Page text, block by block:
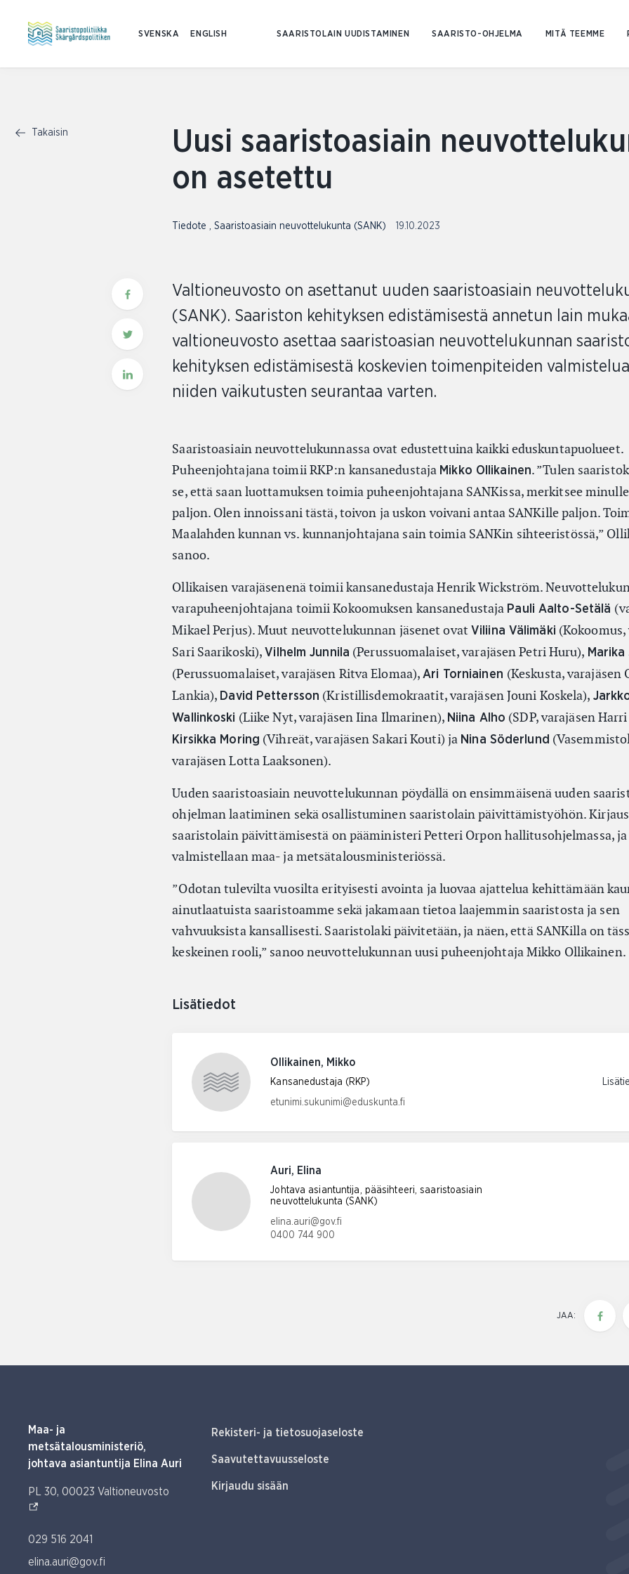
SVENSKA ENGLISH SAARISTOLAIN UUDISTAMINEN SAARISTO-OHJELMA MITÄ TEEMME
Takaisin
Uusi saaristoasiain
on asetettu
Tiedote,Saaristoasiain neuvottelukunta (SANK) 19.10.2023
Valtioneuvosto on asettanut uuden saaristoasiain
(SANK). Saariston kehityksen edistämisestä annetun lain
valtioneuvosto asettaa saaristoasian neuvottelukunnan
kehityksen edistämisestä koskevien toimenpiteiden
niiden vaikutusten seurantaa varten.
Saaristoasiain neuvottelukunnassa ovat edustettuina kaikki eduskuntapuolueet.
Puheenjohtajana toimii RKP:n kansanedustaja Mikko Ollikainen. ”Tulen
se, että saan luottamuksen toimia puheenjohtajana SANKissa, merkitsee
paljon. Olen innoissani tästä, toivon ja uskon voivani antaa SANKille paljon.
Maalahden kunnan vs. kunnanjohtajana sain toimia SANKin sihteeristössä,”
sanoo.
Ollikaisen varajäsenenä toimii kansanedustaja Henrik Wickström.
varapuheenjohtajana toimii Kokoomuksen kansanedustaja Pauli Aalto-Setälä
Mikael Perjus). Muut neuvottelukunnan jäsenet ovat Viliina Välimäki
Sari Saarikoski),Vilhelm Junnila (Perussuomalaiset, varajäsen Petri Huru),
(Perussuomalaiset, varajäsen Ritva Elomaa),Ari Torniainen (Keskusta, varajäsen
Lankia), David Pettersson (Kristillisdemokraatit, varajäsen Jouni Koskela),
Wallinkoski (Liike Nyt, varajäsen Iina Ilmarinen), Niina Alho (SDP, varajäsen
Kirsikka Moring (Vihreät, varajäsen Sakari Kouti) ja Nina Söderlund
varajäsen Lotta Laaksonen).
Uuden saaristoasiain neuvottelukunnan pöydällä on ensimmäisenä uuden
ohjelman laatiminen sekä osallistuminen saaristolain päivittämistyöhön. Kirjaus
saaristolain päivittämisestä on pääministeri Petteri Orpon hallitusohjelmassa, ja
valmistellaan maa- ja metsätalousministeriössä.
”Odotan tulevilta vuosilta erityisesti avointa ja luovaa ajattelua kehittämään
ainutlaatuista saaristoamme sekä jakamaan tietoa laajemmin saaristosta ja sen
vahvuuksista kansallisesti. Saaristolaki päivitetään, ja näen, että SANKilla on
keskeinen rooli,” sanoo neuvottelukunnan uusi puheenjohtaja Mikko Ollikainen.
Lisätiedot
Ollikainen, Mikko
Kansanedustaja (RKP)
Sähköpostiosoite:
etunimi.sukunimi@eduskunta.fi
Auri, Elina
Johtava asiantuntija, pääsihteeri, saaristoasiain
neuvottelukunta (SANK)
Sähköpostiosoite:
elina.auri@gov.fi
Puhelinnumero:
0400 744 900
JAA:
Maa- ja
metsätalousministeriö,
johtava asiantuntija Elina Auri
PL 30, 00023 Valtioneuvosto (Ulkoinen linkki)
029 516 2041
elina.auri@gov.fi
Rekisteri- ja tietosuojaseloste
Saavutettavuusseloste
Kirjaudu sisään